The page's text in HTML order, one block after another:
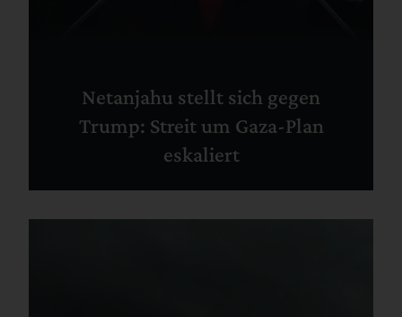
Netanjahu stellt sich gegen
Trump: Streit um Gaza-Plan
eskaliert